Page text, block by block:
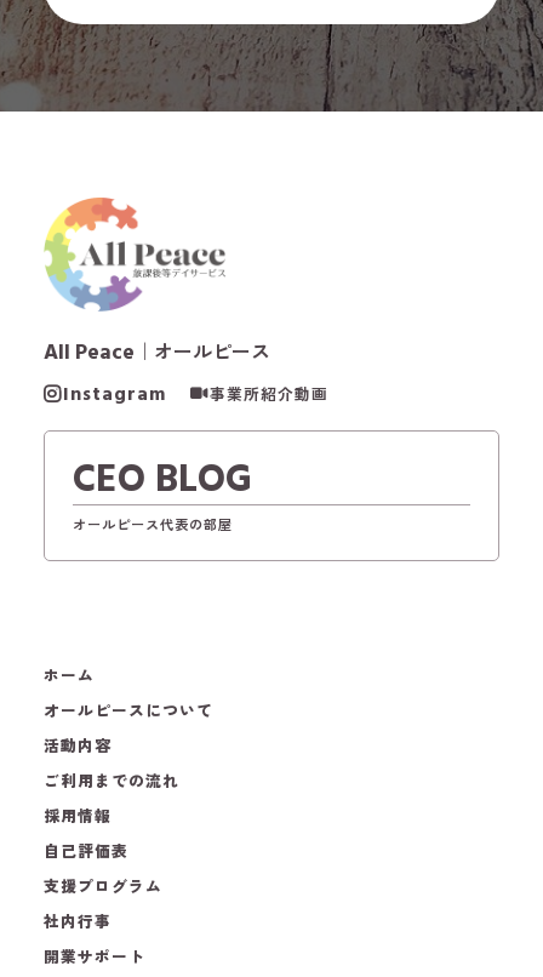
All Peace ｜オールピース
Instagram 事業所紹介動画
CEO BLOG
オールピース代表の部屋
ホーム
オールピースについて
活動内容
ご利用までの流れ
採用情報
自己評価表
支援プログラム
社内行事
開業サポート